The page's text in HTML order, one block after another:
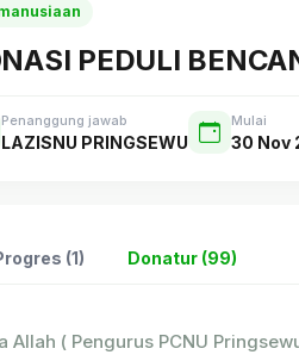
PEDULI
Penanggung jawab
LAZISNU PRINGSEWU
Mulai
30 Nov
(1) Donatur (99)
Allah ( Pengurus PCNU